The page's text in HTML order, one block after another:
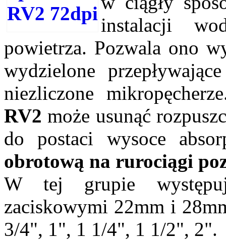
instalacji
powietrza. Pozwala ono
wydzielone
niezliczone
RV2 może usunąć
do postaci wysoce
obrotową na rurociągi
W tej grupie
zaciskowymi 22mm i
3/4", 1", 1 1/4", 1 1/2", 2".